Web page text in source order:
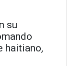
su
haitiano,